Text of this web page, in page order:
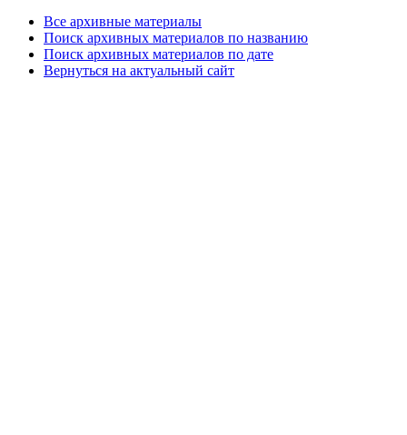
Все архивные материалы
Поиск архивных материалов по названию
Поиск архивных материалов по дате
Вернуться на актуальный сайт